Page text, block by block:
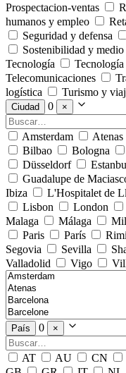
Prospectacion-ventas
humanos y empleo
Seguridad y defensa
Sostenibilidad y medio
Tecnología
Telecomunicaciones
logística
Turismo y
Ciudad 0 ×
Amsterdam Atenas
Bilbao
Bologna
Düsseldorf
Guadalupe de
Ibiza
L'Hospitalet de
Lisbon
London
Malaga
Málaga
Paris
París
Segovia
Sevilla
Valladolid
Vigo
País 0 ×
AT AU CN